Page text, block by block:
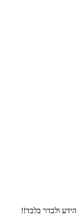
ולבדר בלבד!!